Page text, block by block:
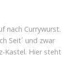
nach Currywurst.
Seit´ und zwar
Kastel. Hier steht